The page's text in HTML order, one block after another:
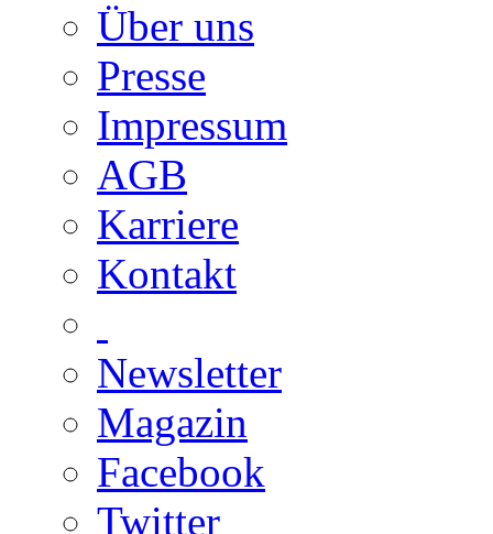
Über uns
Presse
Impressum
AGB
Karriere
Kontakt
Newsletter
Magazin
Facebook
Twitter